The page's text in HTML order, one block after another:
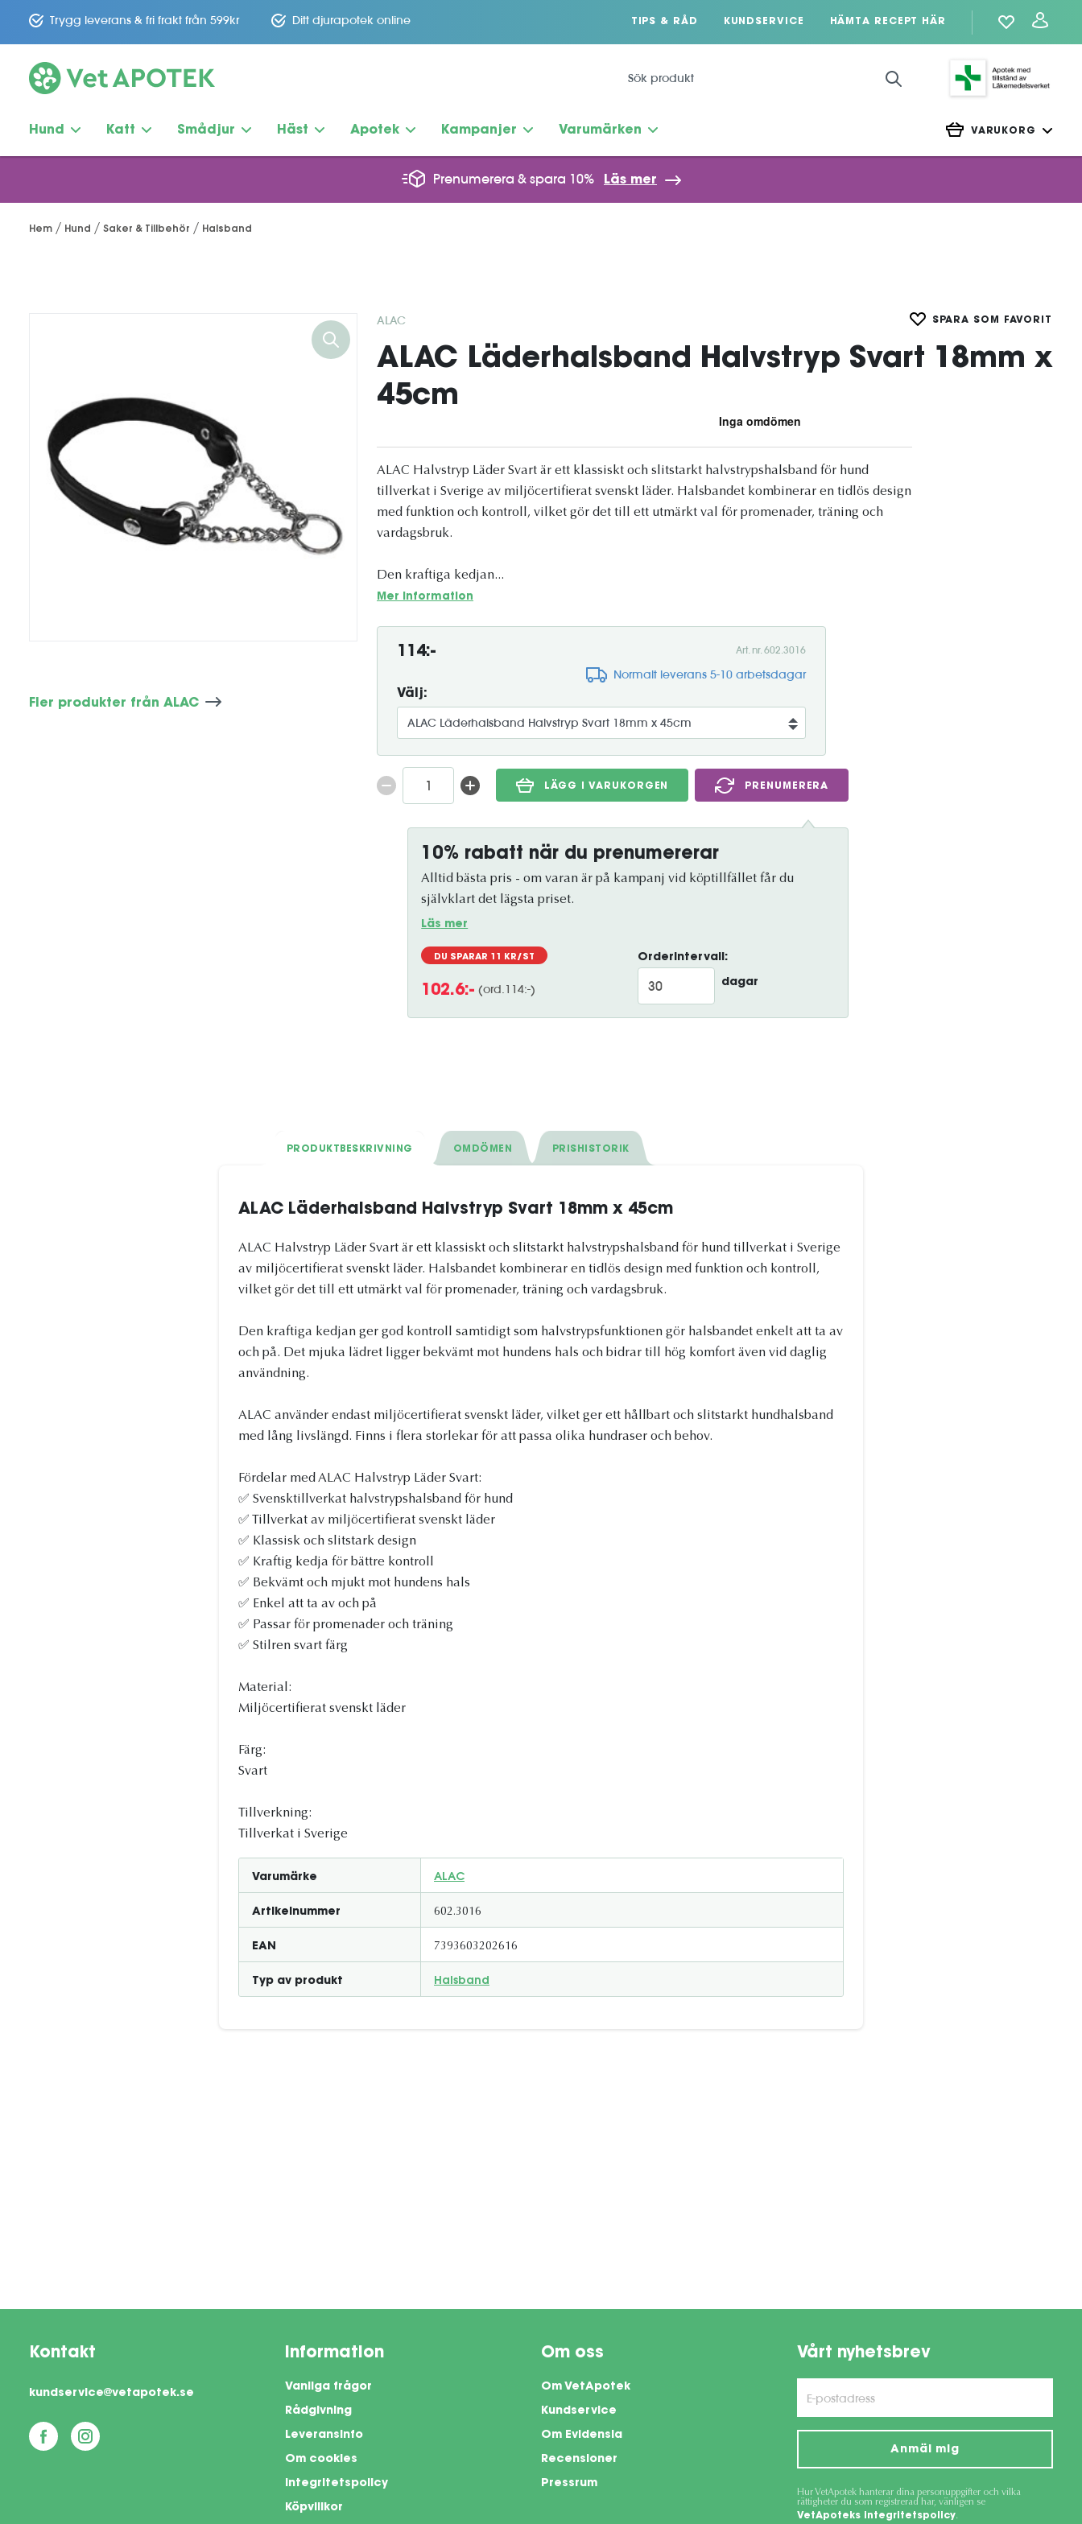
Trygg leverans & fri frakt från 599kr Ditt djurapotek online TIPS & RÅD KUNDSERVICE HÄMTA RECEPT HÄR
Hund Katt Smådjur Häst Apotek Kampanjer Varumärken VARUKORG
Prenumerera & spara 10% Läs mer
Hem Hund Saker & Tillbehör Halsband
Fler produkter från ALAC
ALAC SPARA SOM FAVORIT
ALAC Läderhalsband Halvstryp Svart 18mm x
45cm
ALAC Halvstryp Läder Svart är ett klassiskt och slitstarkt halvstrypshalsband för hund
tillverkat i Sverige av miljöcertifierat svenskt läder. Halsbandet kombinerar en tidlös design
med funktion och kontroll, vilket gör det till ett utmärkt val för promenader, träning och
vardagsbruk.
Den kraftiga kedjan...
Mer information
114:- Art. nr. 602.3016
Normalt leverans 5-10 arbetsdagar
Välj:
LÄGG I VARUKORGEN PRENUMERERA
10% rabatt när du prenumererar
Alltid bästa pris - om varan är på kampanj vid köptillfället får du
självklart det lägsta priset.
Läs mer
DU SPARAR 11 KR/ST
102.6:- (ord.114:-)
Orderintervall:
dagar
PRODUKTBESKRIVNING OMDÖMEN PRISHISTORIK
ALAC Läderhalsband Halvstryp Svart 18mm x 45cm
ALAC Halvstryp Läder Svart är ett klassiskt och slitstarkt halvstrypshalsband för hund tillverkat i Sverige
av miljöcertifierat svenskt läder. Halsbandet kombinerar en tidlös design med funktion och kontroll,
vilket gör det till ett utmärkt val för promenader, träning och vardagsbruk.
Den kraftiga kedjan ger god kontroll samtidigt som halvstrypsfunktionen gör halsbandet enkelt att ta av
och på. Det mjuka lädret ligger bekvämt mot hundens hals och bidrar till hög komfort även vid daglig
användning.
ALAC använder endast miljöcertifierat svenskt läder, vilket ger ett hållbart och slitstarkt hundhalsband
med lång livslängd. Finns i flera storlekar för att passa olika hundraser och behov.
Fördelar med ALAC Halvstryp Läder Svart:
✅ Svensktillverkat halvstrypshalsband för hund
✅ Tillverkat av miljöcertifierat svenskt läder
✅ Klassisk och slitstark design
✅ Kraftig kedja för bättre kontroll
✅ Bekvämt och mjukt mot hundens hals
✅ Enkel att ta av och på
✅ Passar för promenader och träning
✅ Stilren svart färg
Material:
Miljöcertifierat svenskt läder
Färg:
Svart
Tillverkning:
Tillverkat i Sverige
Varumärke ALAC
Artikelnummer 602.3016
EAN 7393603202616
Typ av produkt Halsband
Kontakt
kundservice@vetapotek.se
Information
Vanliga frågor
Rådgivning
Leveransinfo
Om cookies
Integritetspolicy
Köpvillkor
Om oss
Om VetApotek
Kundservice
Om Evidensia
Recensioner
Pressrum
Vårt nyhetsbrev
Anmäl mig
Hur VetApotek hanterar dina personuppgifter och vilka
rättigheter du som registrerad har, vänligen se
VetApoteks integritetspolicy.